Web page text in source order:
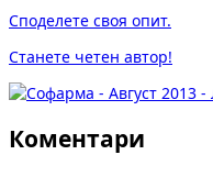
Споделете своя опит.
Станете четен автор!
Коментари